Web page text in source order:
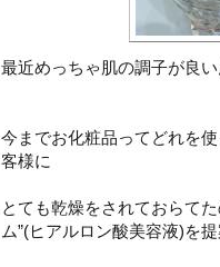
最近めっちゃ肌の調子が良い
今までお化粧品ってどれを
客様に
とても乾燥をされておらて
ム”(ヒアルロン酸美容液)を提